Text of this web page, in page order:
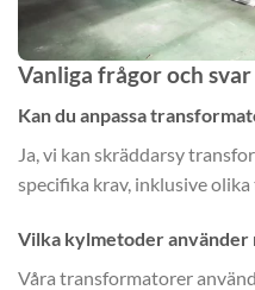
Vanliga frågor och svar
Kan du anpassa
Ja, vi kan skräddarsy
specifika krav, inklusive
Vilka kylmetoder
Våra transformatorer